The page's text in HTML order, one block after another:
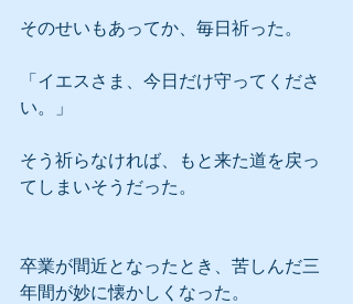
そのせいもあってか、毎日祈った。
「イエスさま、今日だけ守ってくださ
い。」
そう祈らなければ、もと来た道を戻っ
てしまいそうだった。
卒業が間近となったとき、苦しんだ三
年間が妙に懐かしくなった。